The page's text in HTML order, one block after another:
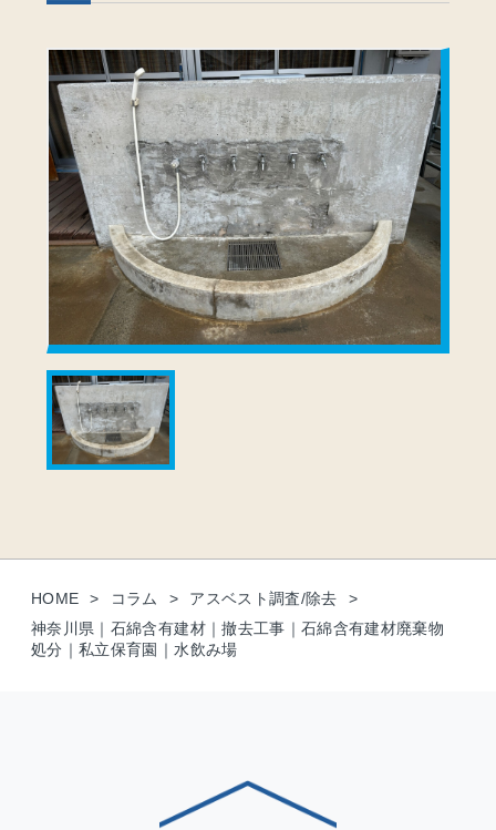
HOME コラム
アスベスト調査/除去
神奈川県｜石綿含有建材｜撤去工事｜石綿含有建材廃棄物
処分｜私立保育園｜水飲み場